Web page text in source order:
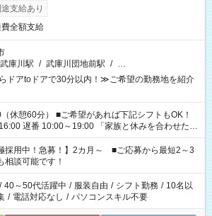
支給あり
全額支給
武庫川駅 / 武庫川団地前駅 / …
ドアtoドアで30分以内！≫ご希望の勤務地を紹介
望があれば下記シフトもOK！
10:00～19:00 「家族と休みを合わせた
持って夕飯の準備がしたい」 「できれば残業はし
、ご希望を教えてくださいね。 ※Wワーク希望
のお仕事で希望する勤務時間と、もう1つのお仕事
合計で週40時間を超える場合は応募できません。
採用中！急募！】2カ月～ ■ご応募から最短2～3
相談可能です！
/ 40～50代活躍中 / 服装自由 / シフト勤務 / 10名以
/ 電話対応なし / パソコンスキル不要